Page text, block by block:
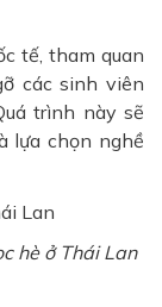
tế, tham quan
các sinh viên
trình này sẽ
lựa chọn nghề
hè ở Thái Lan